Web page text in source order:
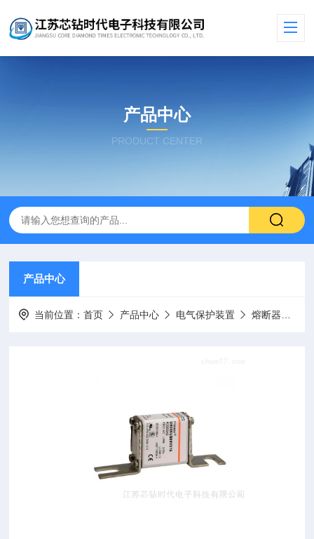
产品中心
PRODUCT CENTER
产品中心
当前位置：首页 产品中心 电气保护装置 熔断器